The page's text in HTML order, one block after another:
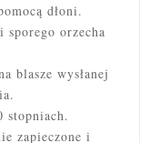
dłoni.
orzecha
blasze wysłanej
stopniach.
zapieczone i